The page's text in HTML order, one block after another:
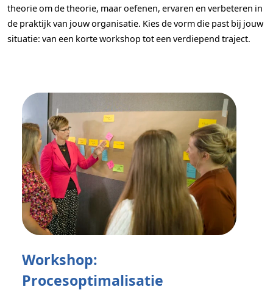
theorie om de theorie, maar oefenen, ervaren en verbeteren in
de praktijk van jouw organisatie. Kies de vorm die past bij jouw
situatie: van een korte workshop tot een verdiepend traject.
Workshop:
Procesoptimalisatie